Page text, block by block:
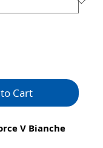
Cart
V Bianche